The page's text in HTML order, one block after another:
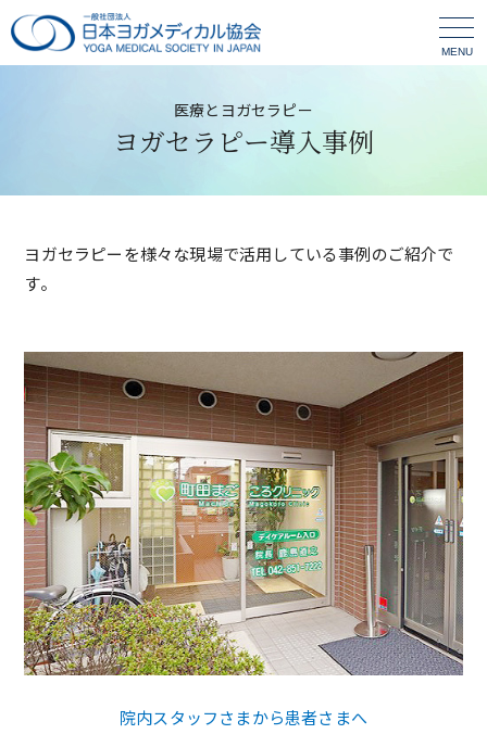
MENU
医療とヨガセラピー
ヨガセラピー導入事例
ヨガセラピーを様々な現場で活用している事例のご紹介で
す。
院内スタッフさまから患者さまへ